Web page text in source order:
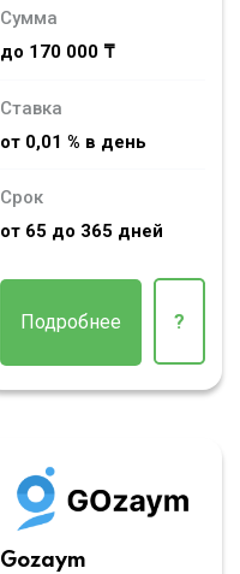
Сумма
до 170 000 ₸
Ставка
от 0,01 % в день
Срок
от 65 до 365 дней
Подробнее ?
Gozaym